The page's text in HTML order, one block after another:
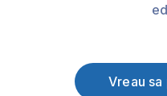
Vreau sa